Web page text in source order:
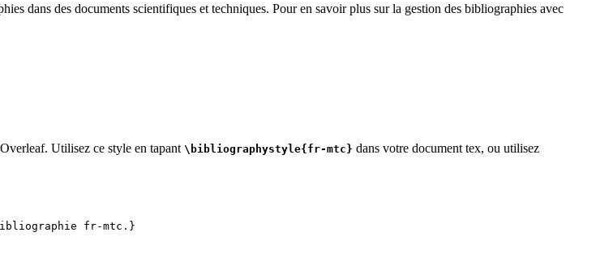
dans des documents scientifiques et techniques. Pour en savoir plus sur la gestion des bibliographies avec
Utilisez ce style en tapant\bibliographystyle{fr-mtc} dans votre document tex, ou utilisez
fr-mtc.}